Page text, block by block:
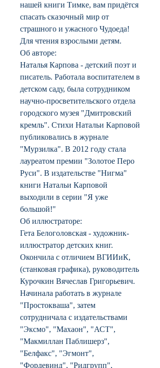
нашей книги Тимке, вам придётся
спасать сказочный мир от
страшного и ужасного Чудоеда!
Для чтения взрослыми детям.
Об авторе:
Наталья Карпова - детский поэт и
писатель. Работала воспитателем в
детском саду, была сотрудником
научно-просветительского отдела
городского музея "Дмитровский
кремль". Стихи Натальи Карповой
публиковались в журнале
"Мурзилка". В 2012 году стала
лауреатом премии "Золотое Перо
Руси". В издательстве "Нигма"
книги Натальи Карповой
выходили в серии "Я уже
большой!"
Об иллюстраторе:
Гета Белоголовская - художник-
иллюстратор детских книг.
Окончила с отличием ВГИИиК,
(станковая графика), руководитель
Курочкин Вячеслав Григорьевич.
Начинала работать в журнале
"Простокваша", затем
сотрудничала с издательствами
"Эксмо", "Махаон", "АСТ",
"Макмиллан Паблишерз",
"Белфакс", "Эгмонт",
"Фордевинд", "Ридгрупп",